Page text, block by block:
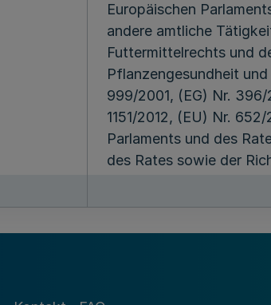
Europäischen
andere amtliche
Futtermittelrechts und
Pflanzengesundheit
999/2001, (EG) Nr.
1151/2012, (EU) Nr.
Parlaments und des
des Rates sowie der